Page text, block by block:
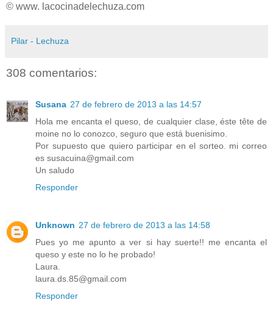
© www. lacocinadelechuza.com
Pilar - Lechuza
308 comentarios:
Susana 27 de febrero de 2013 a las 14:57
Hola me encanta el queso, de cualquier clase, éste tête de
moine no lo conozco, seguro que está buenisimo.
Por supuesto que quiero participar en el sorteo. mi correo
es susacuina@gmail.com
Un saludo
Responder
Unknown 27 de febrero de 2013 a las 14:58
Pues yo me apunto a ver si hay suerte!! me encanta el
queso y este no lo he probado!
Laura.
laura.ds.85@gmail.com
Responder